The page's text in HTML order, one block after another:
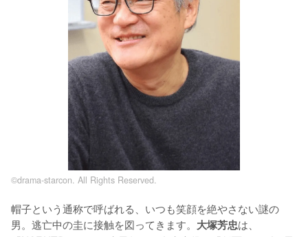
©drama-starcon. All Rights Reserved.
帽子という通称で呼ばれる、いつも笑顔を絶やさない謎の
男。逃亡中の圭に接触を図ってきます。 大塚芳忠は、